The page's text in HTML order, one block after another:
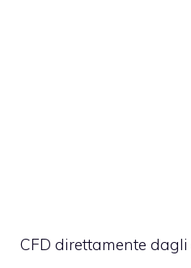
CFD direttamente